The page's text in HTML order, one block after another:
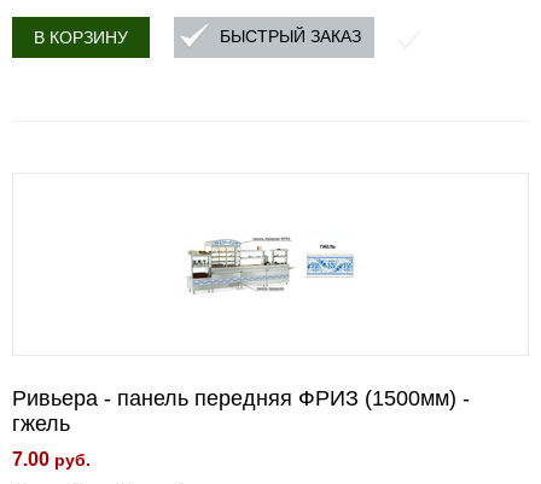
В КОРЗИНУ БЫСТРЫЙ ЗАКАЗ
Ривьера - панель передняя ФРИЗ (1500мм) -
гжель
7.00 руб.